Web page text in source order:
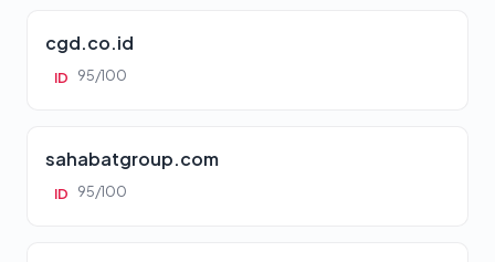
cgd.co.id
ID 95/100
sahabatgroup.com
ID 95/100